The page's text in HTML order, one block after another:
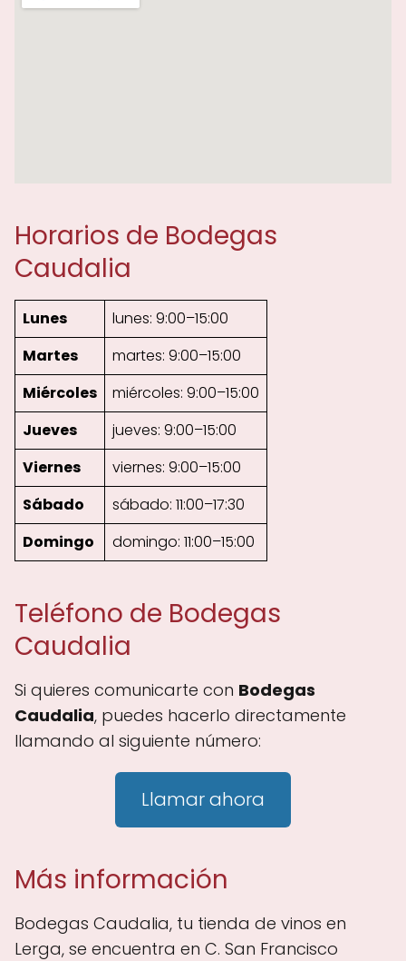
Horarios de Bodegas
Caudalia
Lunes
lunes: 9:00–15:00
Martes
martes: 9:00–15:00
Miércoles
miércoles: 9:00–15:00
Jueves
jueves: 9:00–15:00
Viernes
viernes: 9:00–15:00
Sábado
sábado: 11:00–17:30
Domingo
domingo: 11:00–15:00
Teléfono de Bodegas
Caudalia
Si quieres comunicarte con Bodegas
Caudalia, puedes hacerlo directamente
llamando al siguiente número:
Llamar ahora
Más información
Bodegas Caudalia, tu tienda de vinos en
Lerga, se encuentra en C. San Francisco